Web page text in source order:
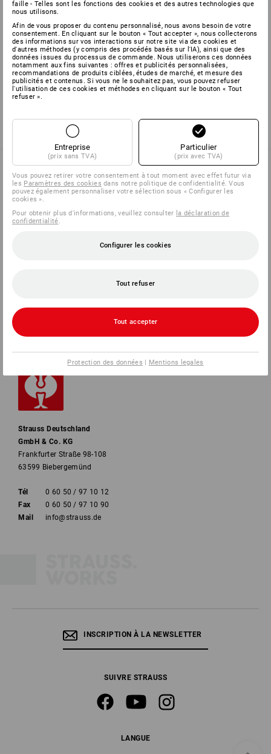
variante
à p. de 3,56 €
(TTC) à p. de 72 Paires
Vous avez déjà consulté 3 articles sur un total de 3 articles.
SERVICE 0 60 50 / 97 10 12
Strauss Deutschland
GmbH & Co. KG
Frankfurter Straße 98-108
63599 Biebergemünd
Tél
0 60 50 / 97 10 12
Fax
0 60 50 / 97 10 90
Mail
info@strauss.de
INSCRIPTION À LA NEWSLETTER
SUIVRE STRAUSS
LANGUE
faille - Telles sont les fonctions des cookies et des autres technologies que
nous utilisons.
Afin de vous proposer du contenu personnalisé, nous avons besoin de votre
consentement. En cliquant sur le bouton « Tout accepter », nous collecterons
des informations sur vos interactions sur notre site via des cookies et
d'autres méthodes (y compris des procédés basés sur l'IA), ainsi que des
données issues du processus de commande. Nous utiliserons ces données
notamment aux fins suivantes : offres et publicités personnalisées,
recommandations de produits ciblées, études de marché, et mesure des
publicités et contenus. Si vous ne le souhaitez pas, vous pouvez refuser
l'utilisation de ces cookies et méthodes en cliquant sur le bouton « Tout
refuser ».
Entreprise
(prix sans TVA)
Particulier
(prix avec TVA)
Vous pouvez retirer votre consentement à tout moment avec effet futur via
les Paramètres des cookies dans notre politique de confidentialité. Vous
pouvez également personnaliser votre sélection sous « Configurer les
cookies ».
Pour obtenir plus d'informations, veuillez consulter la déclaration de
confidentialité
Configurer les cookies
Tout refuser
Tout accepter
Protection des données | Mentions legales